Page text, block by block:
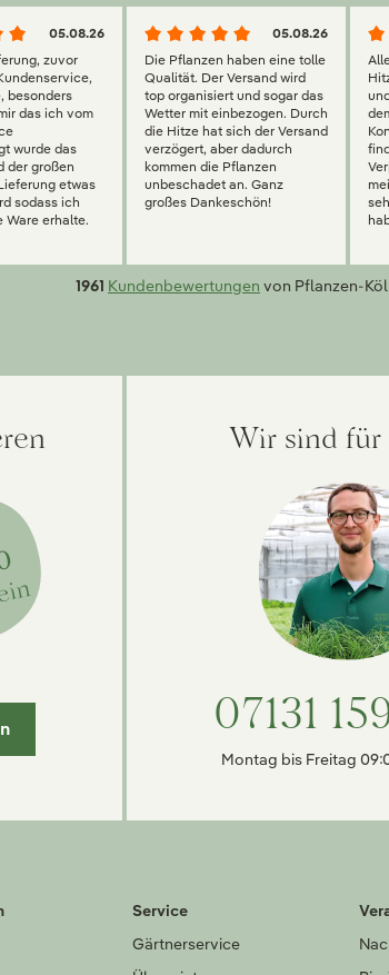
05.08.26
zuvor
besonders
das ich vom
wurde das
der großen
etwas
sodass ich
Ware erhalte.
05.08.26
Die Pflanzen haben eine tolle
Qualität. Der Versand wird
top organisiert und sogar das
Wetter mit einbezogen. Durch
die Hitze hat sich der Versand
verzögert, aber dadurch
kommen die Pflanzen
unbeschadet an. Ganz
großes Dankeschön!
1961 Kundenbewertungen von Pflanzen-
Wir sind für
07131
Montag bis Freitag
Service
Gärtnerservice